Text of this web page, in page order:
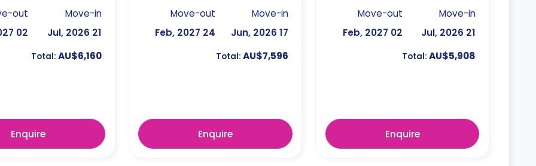
Move-in
21 Jul, 2026
Move-out
02 Feb, 2027
Total: AU$5,908
Enquire
Move-in
17 Jun, 2026
Move-out
24 Feb, 2027
Total: AU$7,596
Enquire
Move-in
21 Jul, 2026
out
02 Feb, 2027
Total: AU$6,160
Enquire